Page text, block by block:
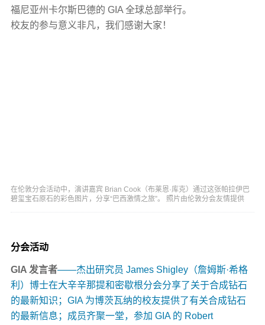
福尼亚州卡尔斯巴德的 GIA 全球总部举行。
校友的参与意义非凡，我们感谢大家！
在伦敦分会活动中，演讲嘉宾 Brian Cook（布莱恩·库克）通过这张帕拉伊巴
碧玺宝石原石的彩色图片，分享“巴西激情之旅”。 照片由伦敦分会友情提供
分会活动
GIA 发言者——杰出研究员 James Shigley（詹姆斯·希格
利）博士在大辛辛那提和密歇根分会分享了关于合成钻石
的最新知识；GIA 为博茨瓦纳的校友提供了有关合成钻石
的最新信息；成员齐聚一堂，参加 GIA 的 Robert